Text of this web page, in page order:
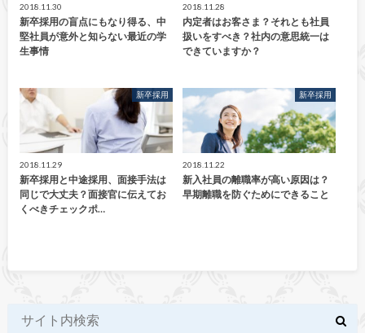
2018.11.30
新卒採用の盲点にもなり得る、中
堅社員が意外と知らない最近の学
生事情
2018.11.28
内定者はお客さま？それとも社員
扱いをすべき？社内の意思統一は
できていますか？
新卒採用
2018.11.29
新卒採用と中途採用、面接手法は
同じで大丈夫？面接官に伝えてお
くべきチェックポ…
新卒採用
2018.11.22
新入社員の離職率が高い原因は？
早期離職を防ぐためにできること